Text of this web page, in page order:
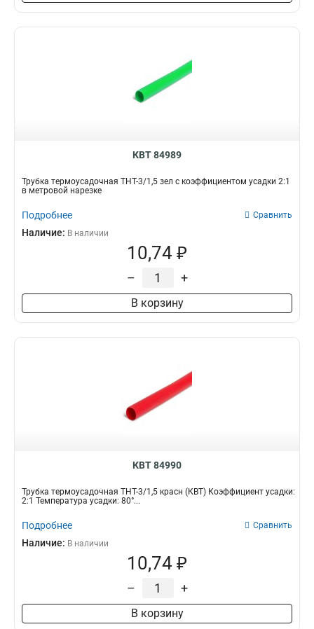
КВТ 84989
Трубка термоусадочная ТНТ-3/1,5 зел с коэффициентом усадки 2:1
в метровой нарезке
Подробнее Сравнить
Наличие: В наличии
10,74 ₽
– +
В корзину
КВТ 84990
Трубка термоусадочная ТНТ-3/1,5 красн (КВТ) Коэффициент усадки:
2:1 Температура усадки: 80°...
Подробнее Сравнить
Наличие: В наличии
10,74 ₽
– +
В корзину